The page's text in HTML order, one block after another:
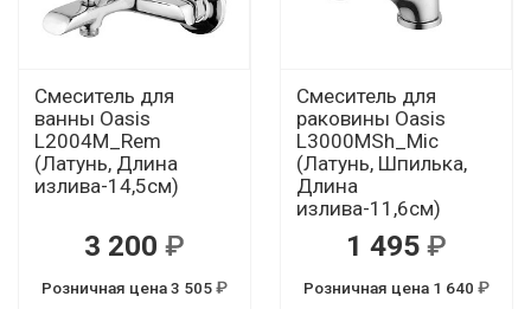
Смеситель для
ванны Oasis
L2004М_Rem
(Латунь, Длина
излива-14,5см)
3 200
Розничная цена 3 505
Смеситель для
раковины Oasis
L3000MSh_Mic
(Латунь, Шпилька,
Длина
излива-11,6см)
1 495
Розничная цена 1 640